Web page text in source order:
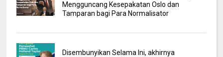
Mengguncang Kesepakatan Oslo dan
Tamparan bagi Para Normalisator
Disembunyikan Selama Ini, akhirnya